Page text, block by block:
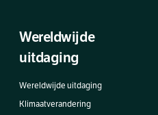
Wereldwijde
uitdaging
Wereldwijde uitdaging
Klimaatverandering